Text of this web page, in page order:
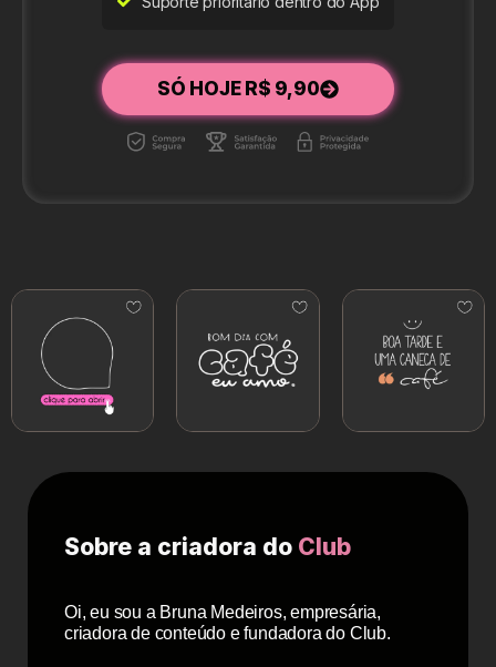
SÓ HOJE R$ 9,90
Sobre a criadora do Club
Oi, eu sou a Bruna Medeiros, empresária,
criadora de conteúdo e fundadora do Club.